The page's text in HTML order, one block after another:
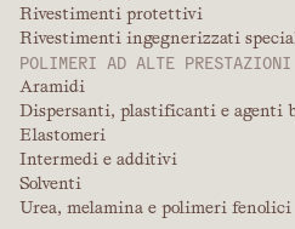
Rivestimenti protettivi
Rivestimenti ingegnerizzati
POLIMERI AD ALTE PRESTAZIONI
Aramidi
Dispersanti, plastificanti e agenti
Elastomeri
Intermedi e additivi
Solventi
Urea, melamina e polimeri fenolici